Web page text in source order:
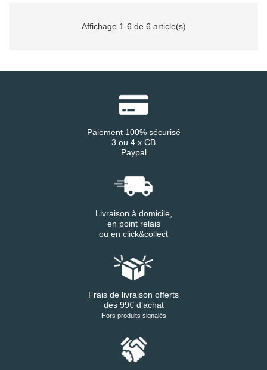
Affichage 1-6 de 6 article(s)
Paiement 100% sécurisé
3 ou 4 x CB
Paypal
Livraison à domicile,
en point relais
ou en click&collect
Frais de livraison offerts
dès 99€ d’achat
Hors produits signalés